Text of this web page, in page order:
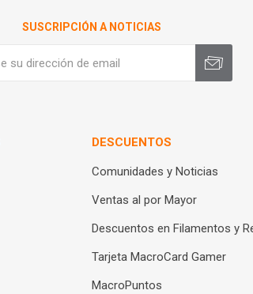
SUSCRIPCIÓN A NOTICIAS
DESCUENTOS
Comunidades y Noticias
Ventas al por Mayor
Descuentos en Filamentos y
Tarjeta MacroCard Gamer
MacroPuntos